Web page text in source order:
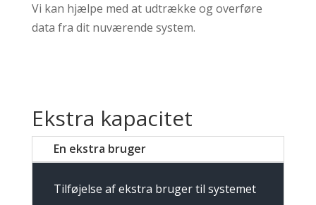
Vi kan hjælpe med at udtrække og overføre
data fra dit nuværende system.
Ekstra kapacitet
En ekstra bruger
Tilføjelse af ekstra bruger til systemet